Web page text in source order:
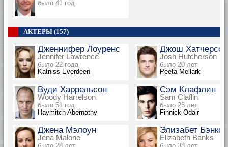
было 41 год
АКТЕРЫ (157)
Дженнифер Лоуренс
Jennifer Lawrence
было 22 года
Katniss Everdeen
Джош Хатчерсон
Josh Hutcherson
было 20 лет
Peeta Mellark
Вуди Харрельсон
Woody Harrelson
было 51 год
Haymitch Abernathy
Сэм Клафлин
Sam Claflin
было 26 лет
Finnick Odair
Джена Мэлоун
Jena Malone
Элизабет Бэнкс
Elizabeth Banks